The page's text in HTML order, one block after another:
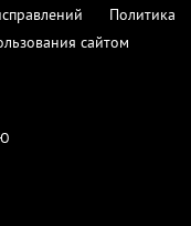
Политика
сайтом